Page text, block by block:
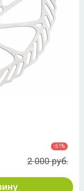
-51%
2 000 руб.